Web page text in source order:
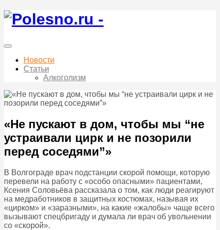
Новости
Статьи
Алкоголизм
«Не пускают в дом, чтобы мы “не
устраивали цирк и не позорили
перед соседями”»
В Волгограде врач подстанции скорой помощи, которую
перевели на работу с «особо опасными» пациентами,
Ксения Соловьёва рассказала о том, как люди реагируют
на медработников в защитных костюмах, называя их
«цирком» и «заразными», на какие «жалобы» чаще всего
вызывают спецбригаду и думала ли врач об увольнении
со «скорой».